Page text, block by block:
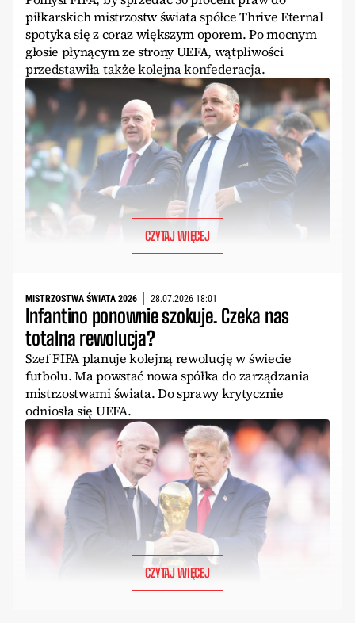
piłkarskich mistrzostw świata spółce Thrive Eternal
spotyka się z coraz większym oporem. Po mocnym
głosie płynącym ze strony UEFA, wątpliwości
przedstawiła także kolejna konfederacja.
CZYTAJ WIĘCEJ
MISTRZOSTWA ŚWIATA 2026 28.07.2026 18:01
Infantino ponownie szokuje. Czeka nas
totalna rewolucja?
Szef FIFA planuje kolejną rewolucję w świecie
futbolu. Ma powstać nowa spółka do zarządzania
mistrzostwami świata. Do sprawy krytycznie
odniosła się UEFA.
CZYTAJ WIĘCEJ